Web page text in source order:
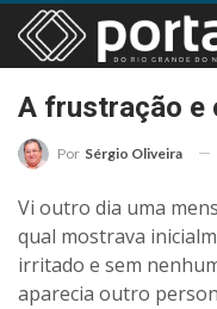
A frustração e
Por Sérgio Oliveira
Vi outro dia uma
qual mostrava
irritado e sem
aparecia outro